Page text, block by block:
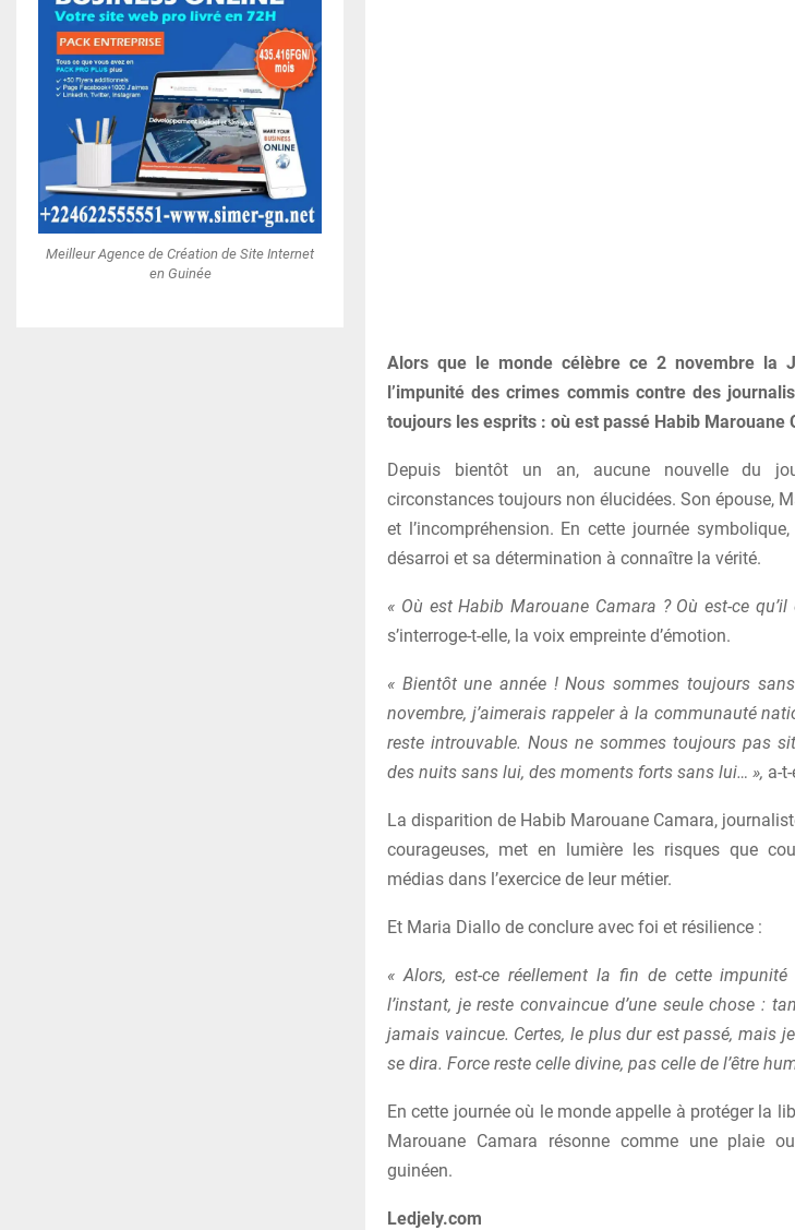
Alors que le monde célèbre ce 2 novembre la
l’impunité des crimes commis contre des
toujours les esprits : où est passé Habib Marouane
Depuis bientôt un an, aucune nouvelle du
circonstances toujours non élucidées. Son épouse,
et l’incompréhension. En cette journée
désarroi et sa détermination à connaître la vérité.
« Où est Habib Marouane Camara ? Où est-ce
s’interroge-t-elle, la voix empreinte d’émotion.
« Bientôt une année ! Nous sommes toujours
novembre, j’aimerais rappeler à la communauté
reste introuvable. Nous ne sommes toujours pas
des nuits sans lui, des moments forts sans lui… », a-
La disparition de Habib Marouane Camara,
courageuses, met en lumière les risques que
médias dans l’exercice de leur métier.
Et Maria Diallo de conclure avec foi et résilience :
« Alors, est-ce réellement la fin de cette impunité
l’instant, je reste convaincue d’une seule chose :
jamais vaincue. Certes, le plus dur est passé, mais
se dira. Force reste celle divine, pas celle de l’être
En cette journée où le monde appelle à protéger la
Marouane Camara résonne comme une plaie
guinéen.
Ledjely.com
Meilleur Agence de Création de Site Internet
en Guinée